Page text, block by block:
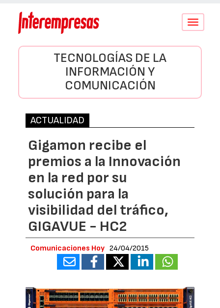
Conmutar
TECNOLOGÍAS DE LA
INFORMACIÓN Y
COMUNICACIÓN
ACTUALIDAD
Gigamon recibe el
premios a la Innovación
en la red por su
solución para la
visibilidad del tráfico,
GIGAVUE - HC2
Comunicaciones Hoy 24/04/2015